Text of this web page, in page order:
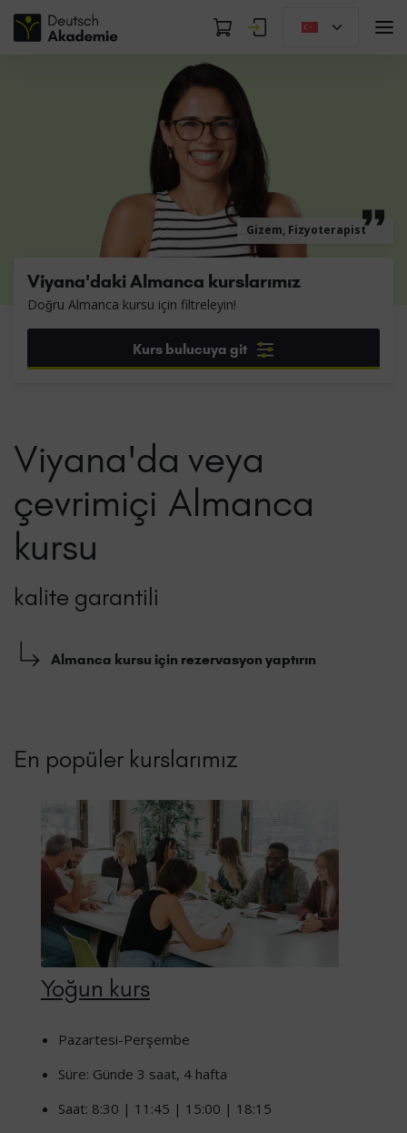
Viyana'da veya
çevrimiçi Almanca
kursu
kalite garantili
Almanca kursu için rezervasyon yaptırın
Gizem, Fizyoterapist
Viyana'daki Almanca kurslarımız
Doğru Almanca kursu için filtreleyin!
Kurs bulucuya git
En popüler kurslarımız
Yoğun kurs
Pazartesi-Perşembe
Süre: Günde 3 saat, 4 hafta
Saat: 8:30 | 11:45 | 15:00 | 18:15